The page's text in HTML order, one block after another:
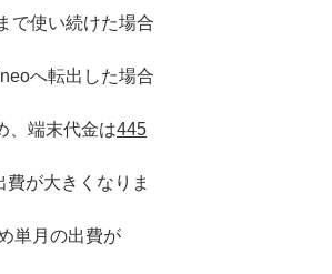
で使い続けた場合
へ転出した場合
、端末代金は445
が大きくなりま
単月の出費が